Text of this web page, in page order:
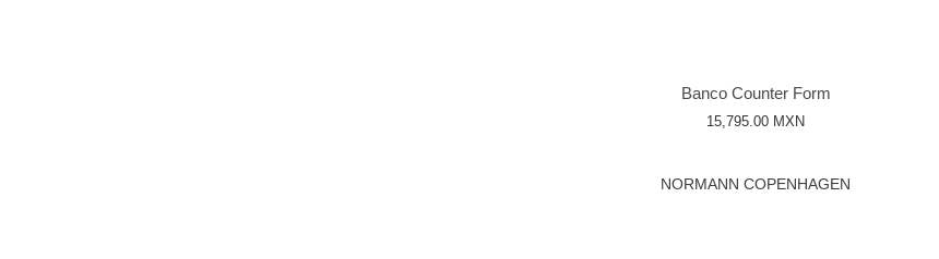
Banco Counter Form
15,795.00 MXN
NORMANN COPENHAGEN